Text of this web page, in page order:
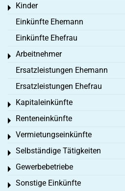
Kinder
Toggle menu
Einkünfte Ehemann
Einkünfte Ehefrau
Arbeitnehmer
Toggle menu
Ersatzleistungen Ehemann
Ersatzleistungen Ehefrau
Kapitaleinkünfte
Toggle menu
Renteneinkünfte
Toggle menu
Vermietungseinkünfte
Toggle menu
Selbständige Tätigkeiten
Toggle menu
Gewerbebetriebe
Toggle menu
Sonstige Einkünfte
Toggle menu